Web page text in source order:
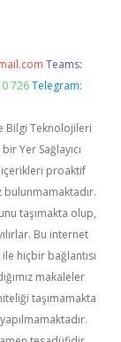
Teams:
726 Telegram:
Bilgi Teknolojileri
Yer Sağlayıcı
proaktif
taşımakta olup,
Bu internet
hiçbir bağlantısı
makaleler
taşımamakta